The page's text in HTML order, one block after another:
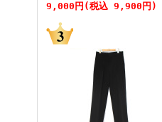
9,000円(税込 9,900円)